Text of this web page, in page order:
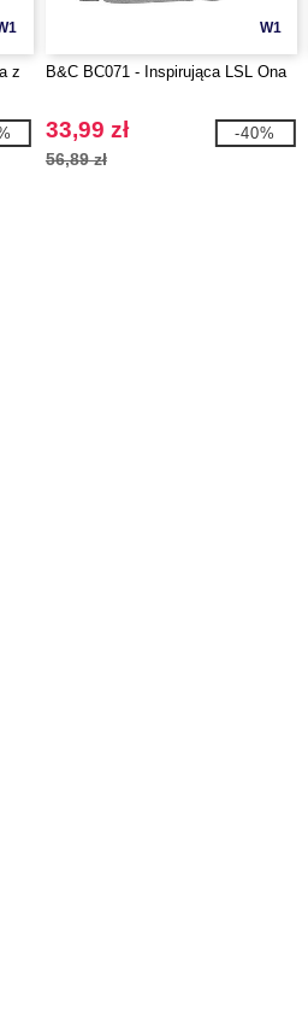
z
W1
B&C BC071 - Inspirująca LSL Ona
33,99 zł
56,89 zł
-40%